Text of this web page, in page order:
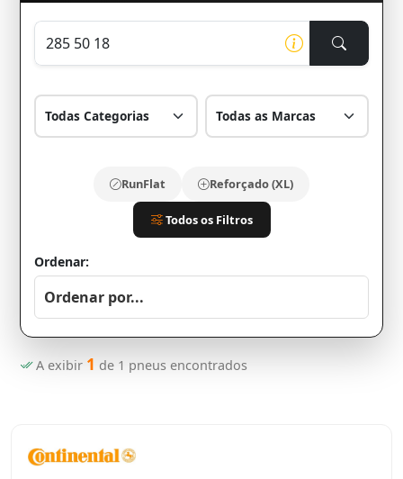
RunFlat Reforçado (XL)
Todos os Filtros
Ordenar:
A exibir 1 de 1 pneus encontrados